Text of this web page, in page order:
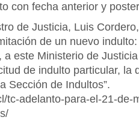
con fecha anterior y
de Justicia, Luis
de un nuevo
a este Ministerio de
de indulto particular, la
Sección de Indultos”.
tc-adelanto-para-el-21-de-